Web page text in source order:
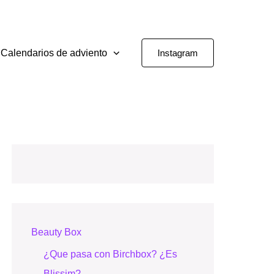
Calendarios de adviento Instagram
Beauty Box
¿Que pasa con Birchbox? ¿Es